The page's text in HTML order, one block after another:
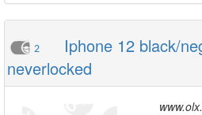
2
Iphone 12 black/
neverlocked